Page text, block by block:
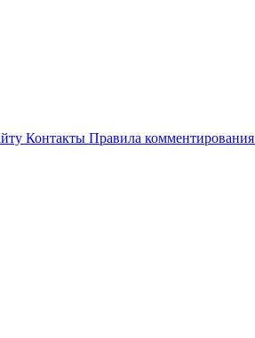
Контакты Правила комментирования